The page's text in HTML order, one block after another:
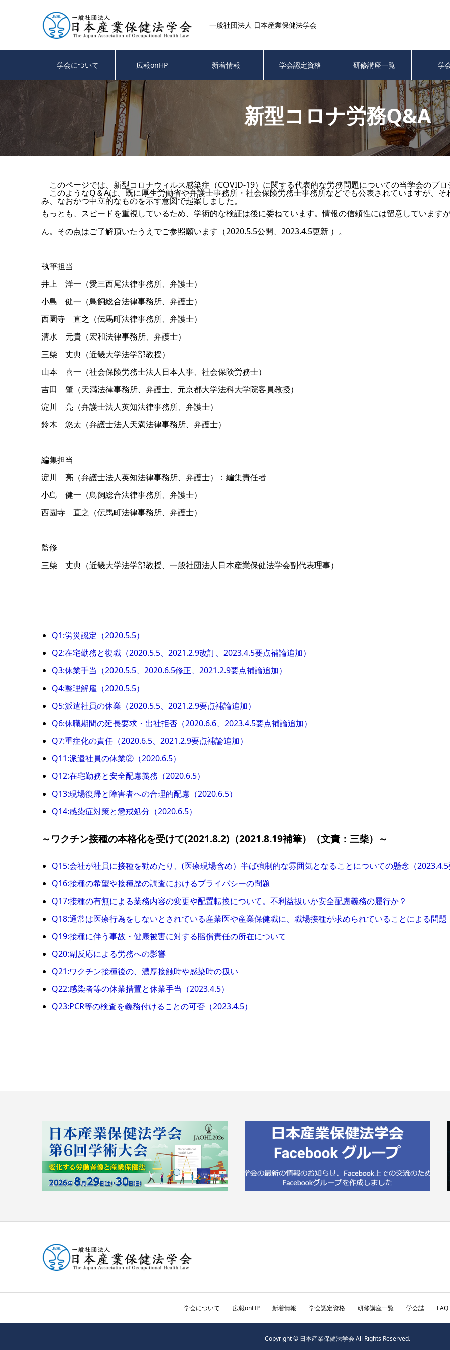
一般社団法人 日本産業保健法学会
学会について 広報onHP 新着情報 学会認定資格 研修講座一覧 学
新型コロナ労務Q&A
このページでは、新型コロナウィルス感染症（COVID-19）に関する代表的な労務問題についての当学会のプロ
このようなQ＆Aは、既に厚生労働省や弁護士事務所・社会保険労務士事務所などでも公表されていますが、
み、なおかつ中立的なものを示す意図で起案しました。
もっとも、スピードを重視しているため、学術的な検証は後に委ねています。情報の信頼性には留意しています
ん。その点はご了解頂いたうえでご参照願います（2020.5.5公開、2023.4.5更新 ）。
執筆担当
井上 洋一（愛三西尾法律事務所、弁護士）
小島 健一（鳥飼総合法律事務所、弁護士）
西園寺 直之（伝馬町法律事務所、弁護士）
清水 元貴（宏和法律事務所、弁護士）
三柴 丈典（近畿大学法学部教授）
山本 喜一（社会保険労務士法人日本人事、社会保険労務士）
吉田 肇（天満法律事務所、弁護士、元京都大学法科大学院客員教授）
淀川 亮（弁護士法人英知法律事務所、弁護士）
鈴木 悠太（弁護士法人天満法律事務所、弁護士）
編集担当
淀川 亮（弁護士法人英知法律事務所、弁護士）：編集責任者
小島 健一（鳥飼総合法律事務所、弁護士）
西園寺 直之（伝馬町法律事務所、弁護士）
監修
三柴 丈典（近畿大学法学部教授、一般社団法人日本産業保健法学会副代表理事）
Q1:労災認定（2020.5.5）
Q2:在宅勤務と復職（2020.5.5、2021.2.9改訂、2023.4.5要点補論追加）
Q3:休業手当（2020.5.5、2020.6.5修正、2021.2.9要点補論追加）
Q4:整理解雇（2020.5.5）
Q5:派遣社員の休業（2020.5.5、2021.2.9要点補論追加）
Q6:休職期間の延長要求・出社拒否（2020.6.6、2023.4.5要点補論追加）
Q7:重症化の責任（2020.6.5、2021.2.9要点補論追加）
Q11:派遣社員の休業②（2020.6.5）
Q12:在宅勤務と安全配慮義務（2020.6.5）
Q13:現場復帰と障害者への合理的配慮（2020.6.5）
Q14:感染症対策と懲戒処分（2020.6.5）
～ワクチン接種の本格化を受けて(2021.8.2)（2021.8.19補筆）（文責：三柴）～
Q15:会社が社員に接種を勧めたり、(医療現場含め）半ば強制的な雰囲気となることについての懸念（2023.4.5
Q16:接種の希望や接種歴の調査におけるプライバシーの問題
Q17:接種の有無による業務内容の変更や配置転換について。不利益扱いか安全配慮義務の履行か？
Q18:通常は医療行為をしないとされている産業医や産業保健職に、職場接種が求められていることによる問題
Q19:接種に伴う事故・健康被害に対する賠償責任の所在について
Q20:副反応による労務への影響
Q21:ワクチン接種後の、濃厚接触時や感染時の扱い
Q22:感染者等の休業措置と休業手当（2023.4.5）
Q23:PCR等の検査を義務付けることの可否（2023.4.5）
学会について 広報onHP 新着情報 学会認定資格 研修講座一覧 学会誌 FAQ
Copyright © 日本産業保健法学会 All Rights Reserved.